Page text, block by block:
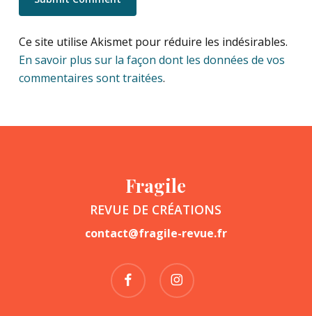
Ce site utilise Akismet pour réduire les indésirables.
En savoir plus sur la façon dont les données de vos
commentaires sont traitées.
Fragile
REVUE DE CRÉATIONS
contact@fragile-revue.fr
facebook instagram